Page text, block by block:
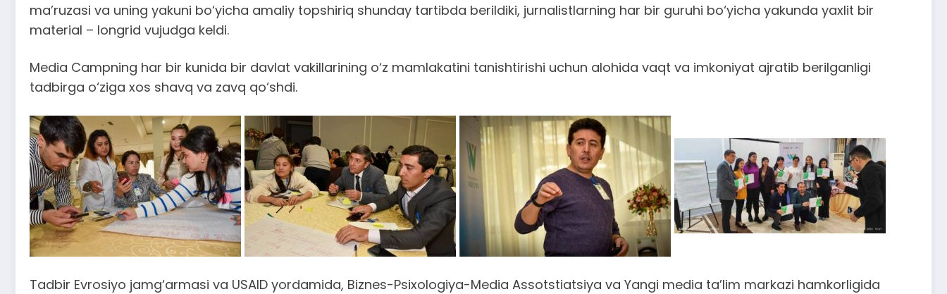
ma’ruzasi va uning yakuni bo‘yicha amaliy topshiriq shunday tartibda berildiki, jurnalistlarning har bir guruhi bo‘yicha yakunda yaxlit bir
material – longrid vujudga keldi.
Media Campning har bir kunida bir davlat vakillarining o‘z mamlakatini tanishtirishi uchun alohida vaqt va imkoniyat ajratib berilganligi
tadbirga o‘ziga xos shavq va zavq qo‘shdi.
Tadbir Evrosiyo jamg‘armasi va USAID yordamida, Biznes-Psixologiya-Media Assotstiatsiya va Yangi media ta’lim markazi hamkorligida